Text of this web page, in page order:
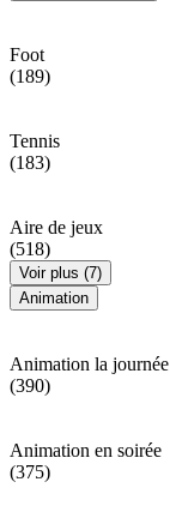
Foot
(189)
Tennis
(183)
Aire de jeux
(518)
Voir plus (7)
Animation
Animation la journée
(390)
Animation en soirée
(375)